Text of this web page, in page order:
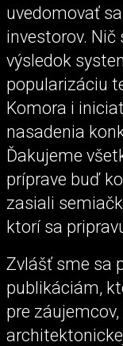
uvedomovať
investorov. Nič
výsledok
popularizáciu
Komora i
nasadenia
Ďakujeme
príprave buď
zasiali
ktorí sa
Zvlášť sme sa
publikáciám,
pre